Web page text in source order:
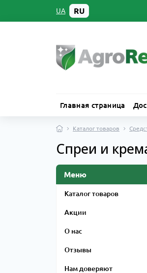
UA RU
Главная страница
Каталог товаров
Спреи и
Меню
Каталог товаров
Акции
О нас
Отзывы
Нам доверяют